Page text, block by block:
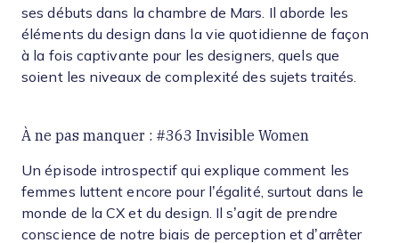
ses débuts dans la chambre de Mars. Il aborde les
éléments du design dans la vie quotidienne de façon
à la fois captivante pour les designers, quels que
soient les niveaux de complexité des sujets traités.
À ne pas manquer : #363 Invisible Women
Un épisode introspectif qui explique comment les
femmes luttent encore pour l’égalité, surtout dans le
monde de la CX et du design. Il s’agit de prendre
conscience de notre biais de perception et d’arrêter